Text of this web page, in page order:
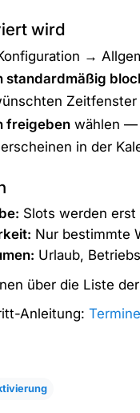
wird
→
standardmäßig
Zeitfenster
freigeben wählen —
in der
Slots werden
Nur bestimmte
Urlaub,
über die Liste
Anleitung: